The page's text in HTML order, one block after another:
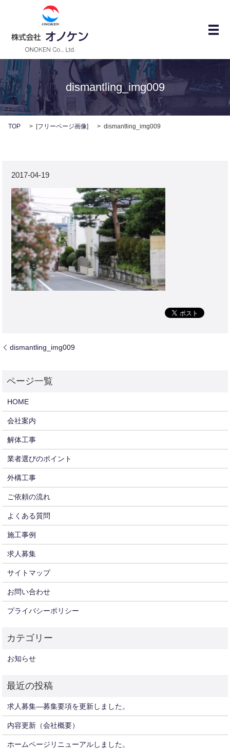
メ
dismantling_img009
TOP [フリーページ画像] dismantling_img009
2017-04-19
dismantling_img009
HOME
会社案内
解体工事
業者選びのポイント
外構工事
ご依頼の流れ
よくある質問
施工事例
求人募集
サイトマップ
お問い合わせ
プライバシーポリシー
お知らせ
求人募集—募集要項を更新しました。
内容更新（会社概要）
ホームページリニューアルしました。